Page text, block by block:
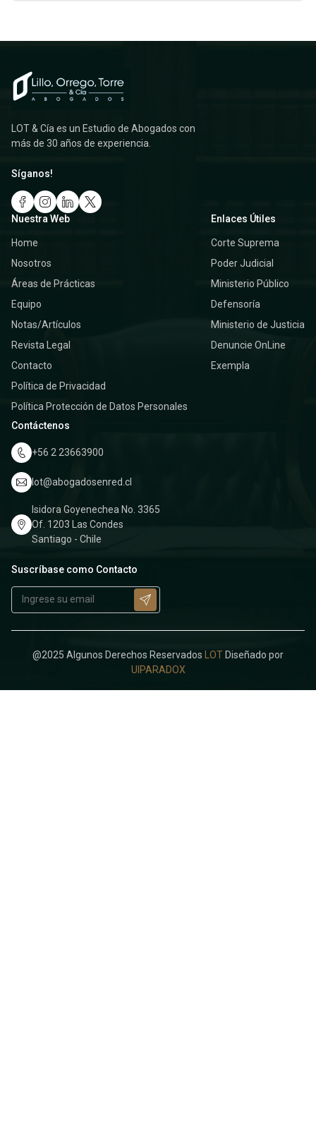
LOT & Cía es un Estudio de Abogados con
más de 30 años de experiencia.
Síganos!
Nuestra Web
Home
Nosotros
Áreas de Prácticas
Equipo
Notas/Artículos
Revista Legal
Contacto
Política de Privacidad
Política Protección de Datos Personales
Enlaces Útiles
Corte Suprema
Poder Judicial
Ministerio Público
Defensoría
Ministerio de Justicia
Denuncie OnLine
Exempla
Contáctenos
+56 2 23663900
lot@abogadosenred.cl
Isidora Goyenechea No. 3365
Of. 1203 Las Condes
Santiago - Chile
Suscríbase como Contacto
@2025 Algunos Derechos Reservados LOT Diseñado por
UIPARADOX